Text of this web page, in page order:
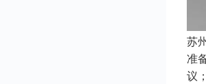
苏
准
议